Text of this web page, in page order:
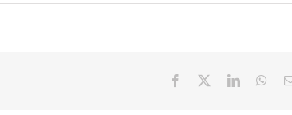
Facebook LinkedIn